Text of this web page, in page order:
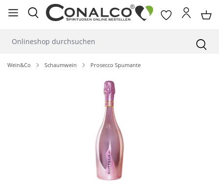
springen
Wein&Co Schaumwein Prosecco Spumante